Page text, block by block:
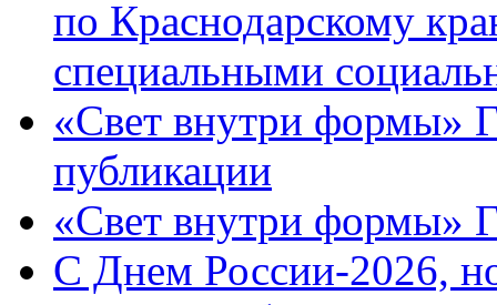
по Краснодарскому
специальными
«Свет внутри формы»
публикации
«Свет внутри формы»
C Днем России-2026,